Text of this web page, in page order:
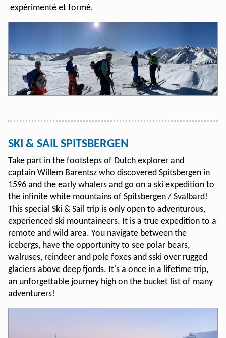
expérimenté et formé.
SKI & SAIL SPITSBERGEN
Take part in the footsteps of Dutch explorer and
captain Willem Barentsz who discovered Spitsbergen in
1596 and the early whalers and go on a ski expedition to
the infinite white mountains of Spitsbergen / Svalbard!
This special Ski & Sail trip is only open to adventurous,
experienced ski mountaineers. It is a true expedition to a
remote and wild area. You navigate between the
icebergs, have the opportunity to see polar bears,
walruses, reindeer and pole foxes and sski over rugged
glaciers above deep fjords. It's a once in a lifetime trip,
an unforgettable journey high on the bucket list of many
adventurers!